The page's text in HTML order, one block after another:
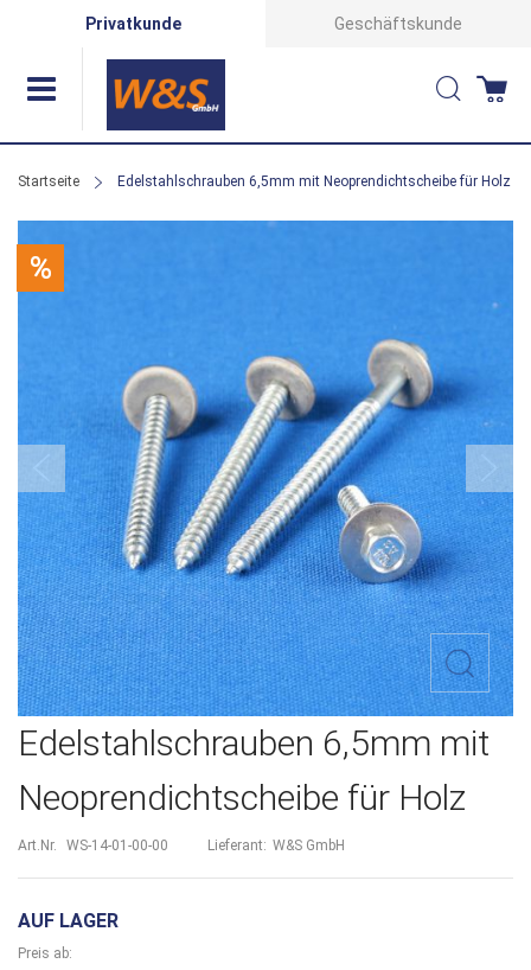
Privatkunde Geschäftskunde
Suche
Startseite Edelstahlschrauben 6,5mm mit Neoprendichtscheibe für Holz
%
Ende
Zum
der
Bildergalerie
springen
Edelstahlschrauben 6,5mm mit
Neoprendichtscheibe für Holz
Art.Nr. WS-14-01-00-00 Lieferant: W&S GmbH
AUF LAGER
Preis ab